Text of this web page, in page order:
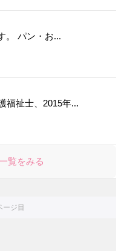
。 パン・お...
福祉士、2015年...
覧をみる
ジ目